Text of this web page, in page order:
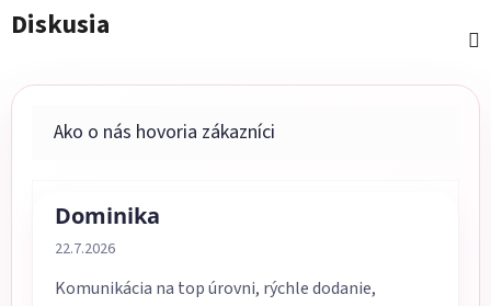
Diskusia
Dominika
Hodnotenie obchodu je 5 z 5 hviezdičiek.
22.7.2026
Komunikácia na top úrovni, rýchle dodanie,